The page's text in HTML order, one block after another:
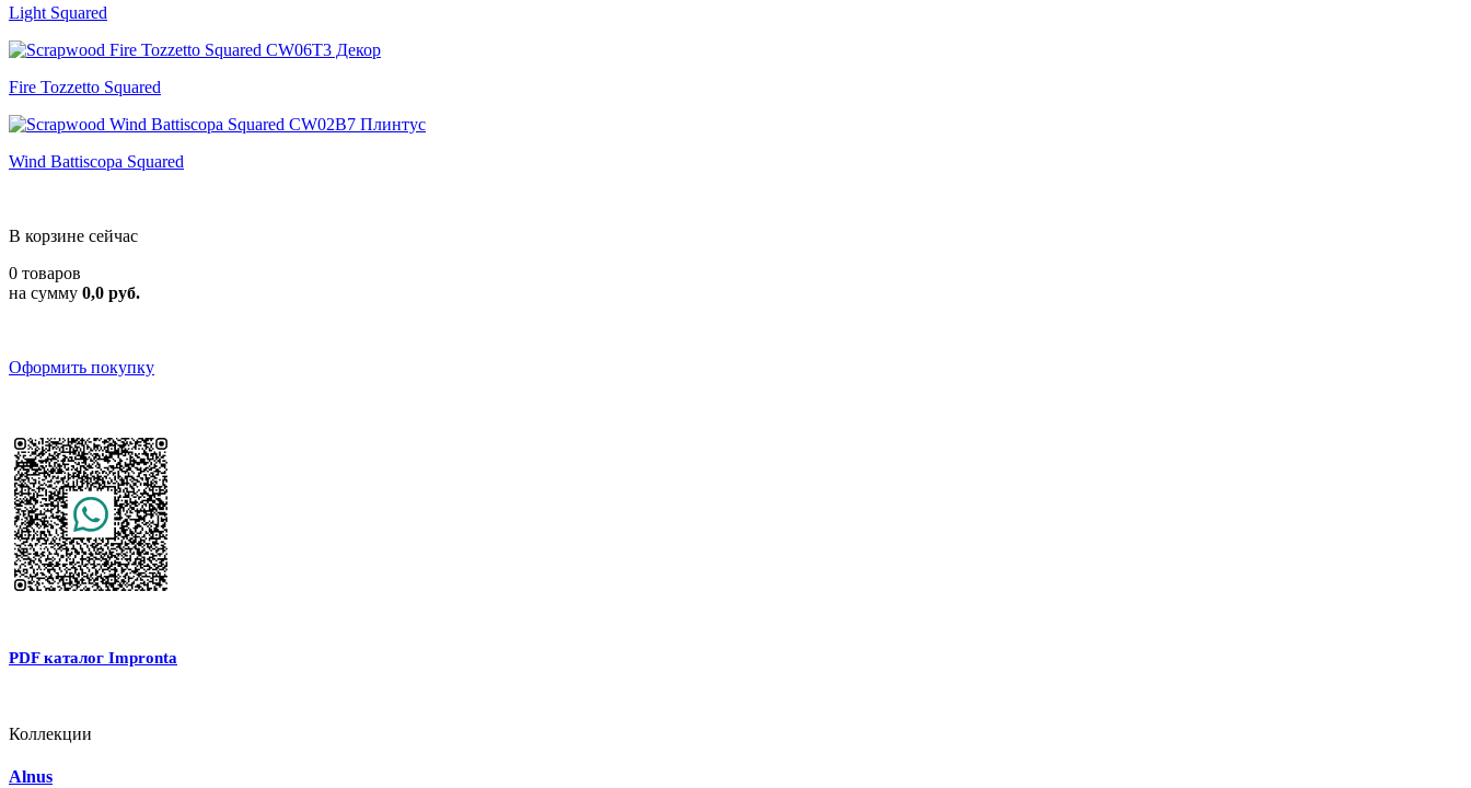
Light Squared
Fire Tozzetto Squared
Wind Battiscopa Squared
В корзине сейчас
0 товаров
на сумму 0,0 руб.
Оформить покупку
PDF каталог Impronta
Коллекции
Alnus